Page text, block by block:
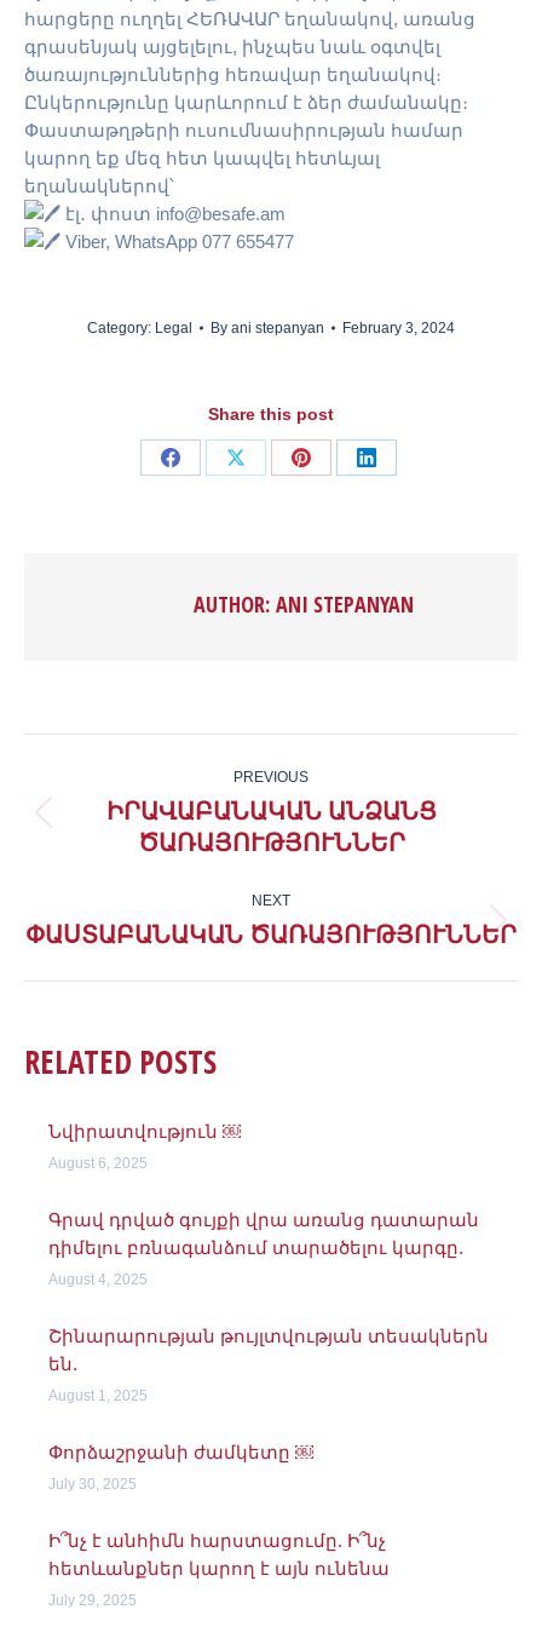
հարցերը ուղղել ՀԵՌԱՎԱՐ եղանակով, առանց
գրասենյակ այցելելու, ինչպես նաև օգտվել
ծառայություններից հեռավար եղանակով։
Ընկերությունը կարևորում է ձեր ժամանակը։
Փաստաթղթերի ուսումնասիրության համար
կարող եք մեզ հետ կապվել հետևյալ
եղանակներով՝
էլ․ փոստ info@besafe.am
Viber, WhatsApp 077 655477
Category: Legal By ani stepanyan February 3, 2024
Share this post
Share
Share
Share
Share
AUTHOR: ANI STEPANYAN
NAVIGATION PREVIOUS
Previous
post:
ԻՐԱՎԱԲԱՆԱԿԱՆ ԱՆՁԱՆՑ
ԾԱՌԱՅՈՒԹՅՈՒՆՆԵՐ
NEXT
Next
ՓԱՍՏԱԲԱՆԱԿԱՆ ԾԱՌԱՅՈՒԹՅՈՒՆՆԵՐ
RELATED POSTS
Նվիրատվություն ￼
August 6, 2025
Գրավ դրված գույքի վրա առանց դատարան
դիմելու բռնագանձում տարածելու կարգը.
August 4, 2025
Շինարարության թույլտվության տեսակներն
են.
August 1, 2025
Փորձաշրջանի ժամկետը ￼
July 30, 2025
Ի՞նչ է անհիմն հարստացումը. Ի՞նչ
հետևանքներ կարող է այն ունենա
July 29, 2025